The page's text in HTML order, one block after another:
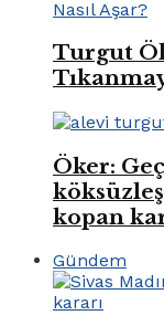
Turgut
Öker:
kopan
Gündem